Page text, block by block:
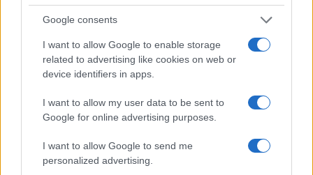
Google consents
I want to allow Google to enable storage
related to advertising like cookies on web or
device identifiers in apps.
I want to allow my user data to be sent to
Google for online advertising purposes.
I want to allow Google to send me
personalized advertising.
Paesi molto vicini a noi”, come Iran e Russia, dove
“quelli che pensano liberamente vengono
incarcerati o avvelenati”.
La Costituzione ha fallito
Ciò non toglie, tuttavia, che anche qui, diritti e
libertà riconosciuti dalla Costituzione siano stati
sospesi e calpestati con estrema e